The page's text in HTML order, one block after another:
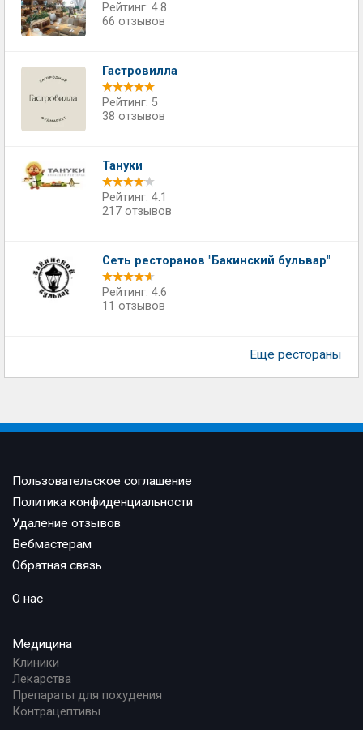
Рейтинг: 4.8
66 отзывов
Гастровилла
Рейтинг: 5
38 отзывов
Тануки
Рейтинг: 4.1
217 отзывов
Сеть ресторанов "Бакинский бульвар"
Рейтинг: 4.6
11 отзывов
Еще рестораны
Пользовательское соглашение
Политика конфиденциальности
Удаление отзывов
Вебмастерам
Обратная связь
О нас
Медицина
Клиники
Лекарства
Препараты для похудения
Контрацептивы